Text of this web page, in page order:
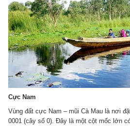
Cực Nam
Vùng đất cực Nam – mũi Cà Mau là nơi
0001 (cây số 0). Đây là một cột mốc lớn